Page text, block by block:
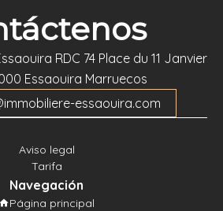
RDC 74 Place du 11 Janvier
Essaouira Marruecos
essaouira.com
Aviso legal
Tarifa
Navegación
Página principal